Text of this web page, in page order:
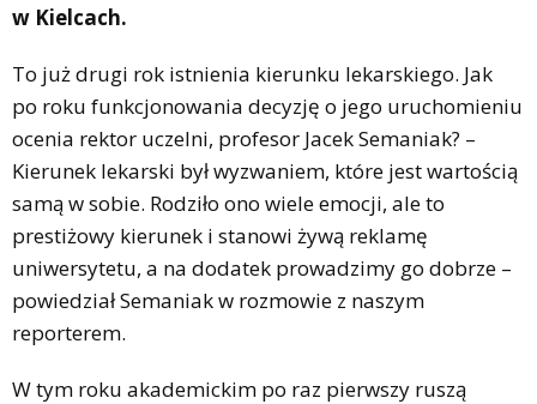
w Kielcach.
To już drugi rok istnienia kierunku lekarskiego. Jak
po roku funkcjonowania decyzję o jego uruchomieniu
ocenia rektor uczelni, profesor Jacek Semaniak? –
Kierunek lekarski był wyzwaniem, które jest wartością
samą w sobie. Rodziło ono wiele emocji, ale to
prestiżowy kierunek i stanowi żywą reklamę
uniwersytetu, a na dodatek prowadzimy go dobrze –
powiedział Semaniak w rozmowie z naszym
reporterem.
W tym roku akademickim po raz pierwszy ruszą